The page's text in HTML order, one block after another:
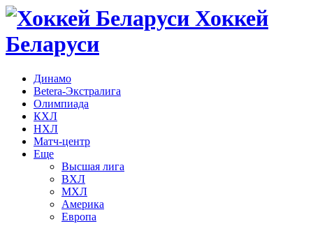
Хоккей
Беларуси
Динамо
Betera-Экстралига
Олимпиада
КХЛ
НХЛ
Матч-центр
Еще
Высшая лига
ВХЛ
МХЛ
Америка
Европа